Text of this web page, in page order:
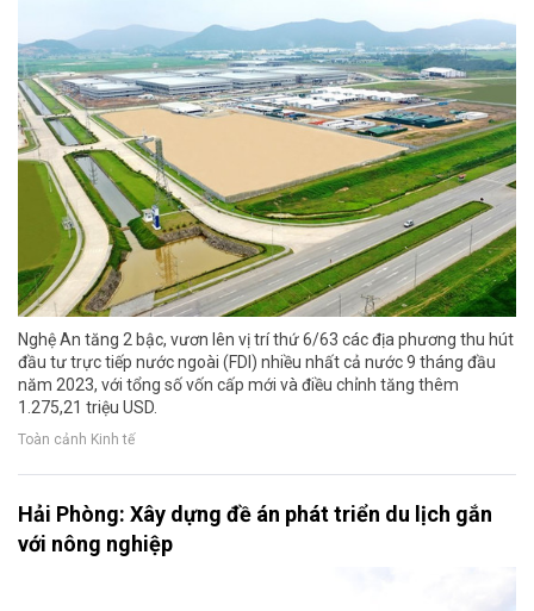
Nghệ An tăng 2 bậc, vươn lên vị trí thứ 6/63 các địa phương thu hút
đầu tư trực tiếp nước ngoài (FDI) nhiều nhất cả nước 9 tháng đầu
năm 2023, với tổng số vốn cấp mới và điều chỉnh tăng thêm
1.275,21 triệu USD.
Toàn cảnh Kinh tế
Hải Phòng: Xây dựng đề án phát triển du lịch gắn
với nông nghiệp